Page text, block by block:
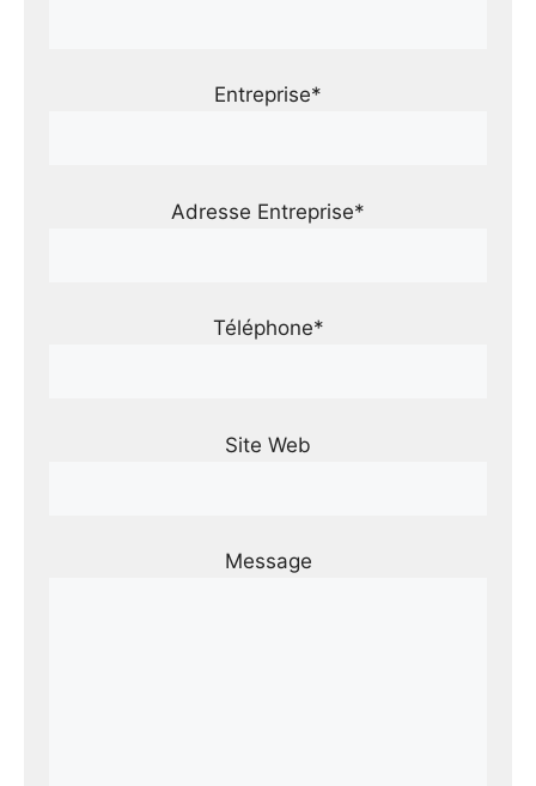
Entreprise*
Adresse Entreprise*
Téléphone*
Site Web
Message